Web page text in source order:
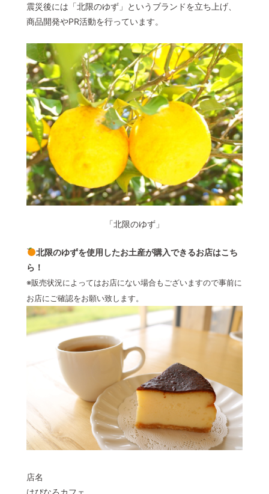
震災後には「北限のゆず」というブランドを立ち上げ、
商品開発やPR活動を行っています。
「北限のゆず」
北限のゆずを使用したお土産が購入できるお店はこち
ら！
※販売状況によってはお店にない場合もございますので事前に
お店にご確認をお願い致します。
店名
はぴなろカフェ